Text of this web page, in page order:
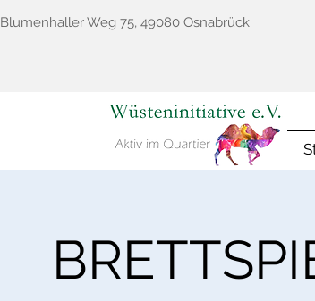
Blumenhaller Weg 75, 49080 Osnabrück